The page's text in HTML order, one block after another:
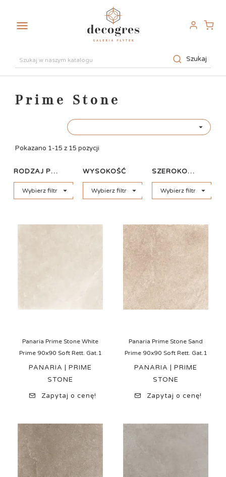

Szukaj
Prime Stone

Pokazano 1-15 z 15 pozycji
RODZAJ PŁYTKI
Wybierz filtr 
WYSOKOŚĆ
Wybierz filtr 
SZEROKOŚĆ
Wybierz filtr 
Panaria Prime Stone White
Prime 90x90 Soft Rett. Gat.1
PANARIA | PRIME
STONE
Zapytaj o cenę!
Panaria Prime Stone Sand
Prime 90x90 Soft Rett. Gat.1
PANARIA | PRIME
STONE
Zapytaj o cenę!